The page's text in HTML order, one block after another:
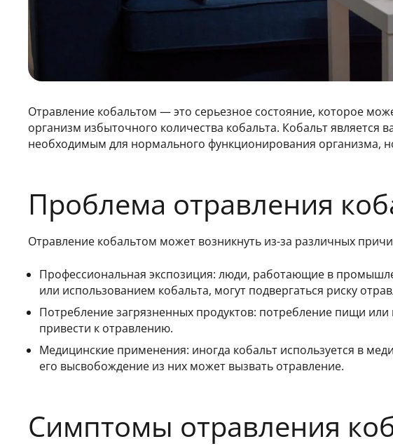
Отравление кобальтом — это серьезное состояние, которое
организм избыточного количества кобальта. Кобальт
необходимым для нормального функционирования организма,
Проблема отравления
Отравление кобальтом может возникнуть из-за различных
Профессиональная экспозиция: люди, работающие в
или использованием кобальта, могут подвергаться риску
Потребление загрязненных продуктов: потребление пищи
привести к отравлению.
Медицинские применения: иногда кобальт используется в
его высвобождение из них может вызвать отравление.
Симптомы отравления